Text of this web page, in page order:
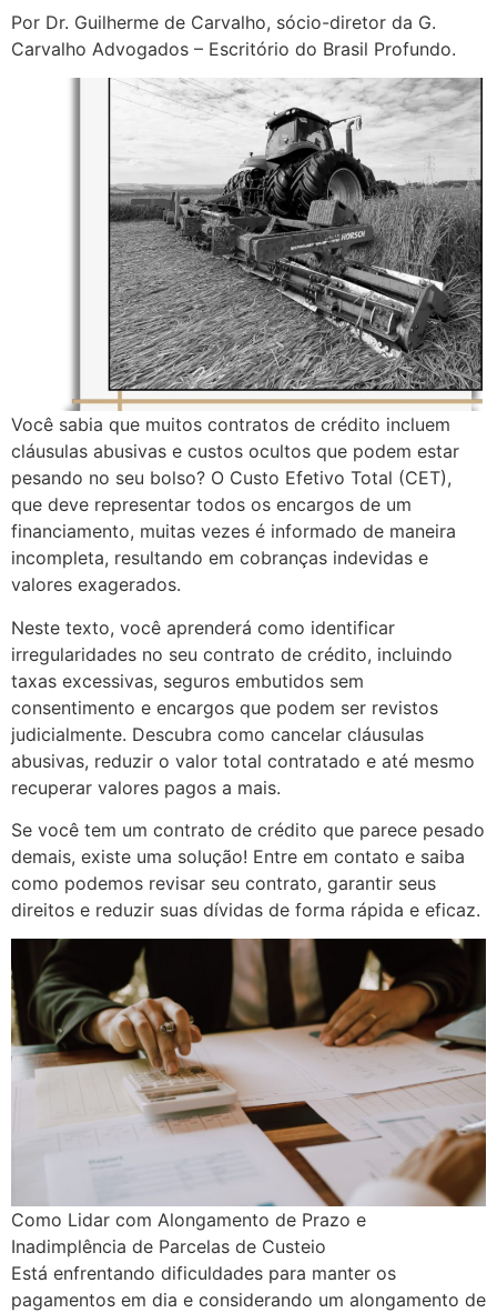
Por Dr. Guilherme de Carvalho, sócio-diretor da G.
Carvalho Advogados – Escritório do Brasil Profundo.
Você sabia que muitos contratos de crédito incluem
cláusulas abusivas e custos ocultos que podem estar
pesando no seu bolso? O Custo Efetivo Total (CET),
que deve representar todos os encargos de um
financiamento, muitas vezes é informado de maneira
incompleta, resultando em cobranças indevidas e
valores exagerados.
Neste texto, você aprenderá como identificar
irregularidades no seu contrato de crédito, incluindo
taxas excessivas, seguros embutidos sem
consentimento e encargos que podem ser revistos
judicialmente. Descubra como cancelar cláusulas
abusivas, reduzir o valor total contratado e até mesmo
recuperar valores pagos a mais.
Se você tem um contrato de crédito que parece pesado
demais, existe uma solução! Entre em contato e saiba
como podemos revisar seu contrato, garantir seus
direitos e reduzir suas dívidas de forma rápida e eficaz.
Como Lidar com Alongamento de Prazo e
Inadimplência de Parcelas de Custeio
Está enfrentando dificuldades para manter os
pagamentos em dia e considerando um alongamento de